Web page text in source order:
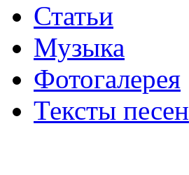
Статьи
Музыка
Фотогалерея
Тексты песен